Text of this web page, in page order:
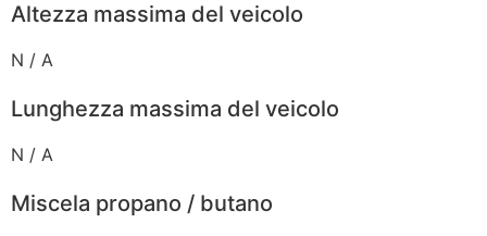
Altezza massima del veicolo
N / A
Lunghezza massima del veicolo
N / A
Miscela propano / butano